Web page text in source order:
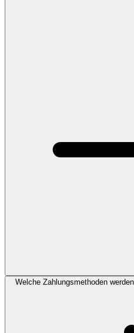
Welche Zahlungsmethoden